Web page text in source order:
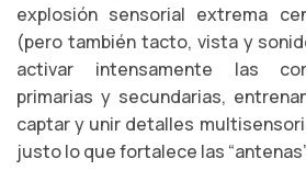
explosión sensorial extrema
(pero también tacto, vista y
activar intensamente las
primarias y secundarias,
captar y unir detalles
justo lo que fortalece las